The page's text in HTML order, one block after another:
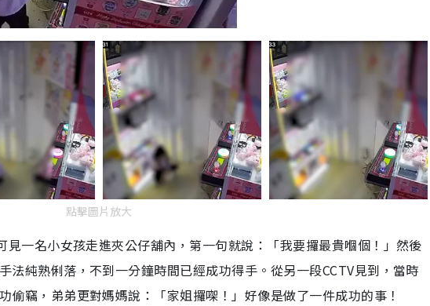
點擊圖片放大
一名小女孩走進夾公仔舖內，第一句就說：「我要攞最貴嗰個！」然後
法純熟俐落，不到一分鐘時間已經成功得手。從另一段CCTV見到，當時
偷竊，弟弟更對媽媽說：「家姐攞㗎！」好像是做了一件成功的事！